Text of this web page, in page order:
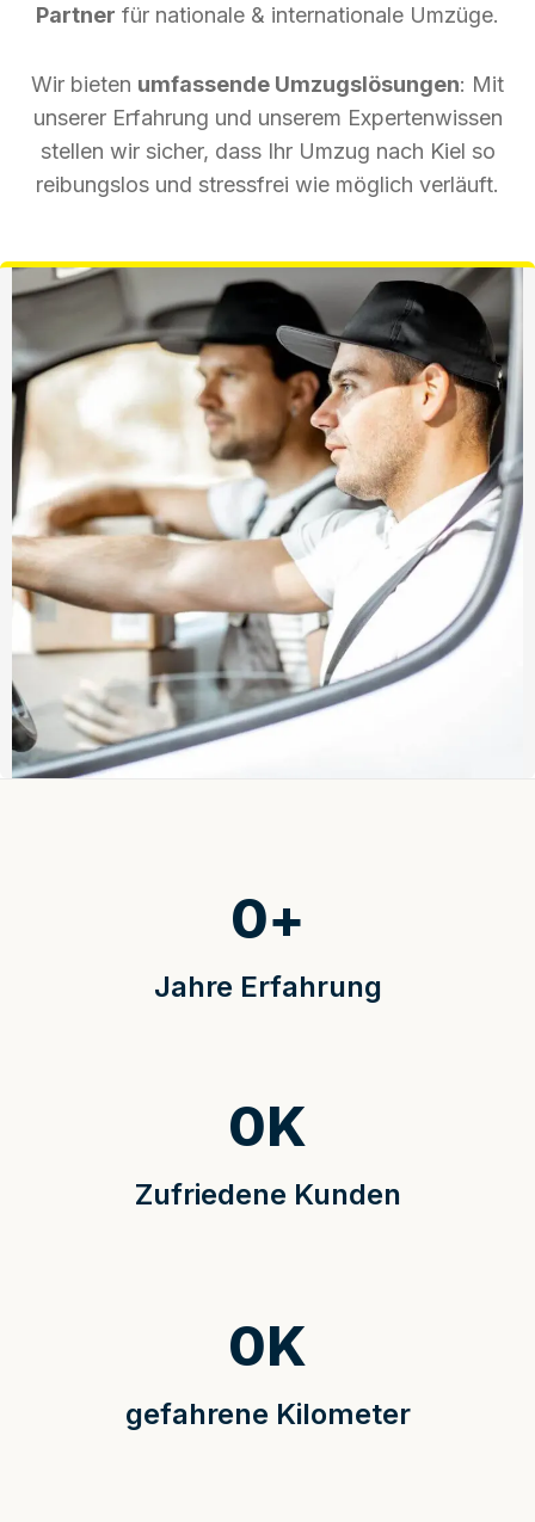
Partner für nationale & internationale Umzüge.
Wir bieten umfassende Umzugslösungen: Mit
unserer Erfahrung und unserem Expertenwissen
stellen wir sicher, dass Ihr Umzug nach Kiel so
reibungslos und stressfrei wie möglich verläuft.
Jahre Erfahrung
0+
Zufriedene Kunden
0K
gefahrene Kilometer
0K